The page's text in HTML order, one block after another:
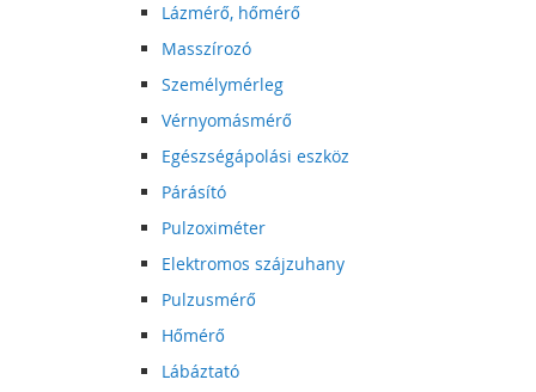
Lázmérő, hőmérő
Masszírozó
Személymérleg
Vérnyomásmérő
Egészségápolási eszköz
Párásító
Pulzoximéter
Elektromos szájzuhany
Pulzusmérő
Hőmérő
Lábáztató